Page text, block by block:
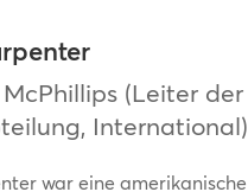
(Leiter der
International)
war eine amerikanische